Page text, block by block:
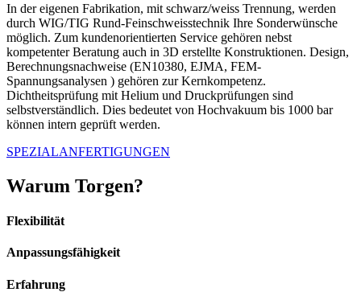
In der eigenen Fabrikation, mit schwarz/weiss Trennung, werden
durch WIG/TIG Rund-Feinschweisstechnik Ihre Sonderwünsche
möglich. Zum kundenorientierten Service gehören nebst
kompetenter Beratung auch in 3D erstellte Konstruktionen. Design,
Berechnungsnachweise (EN10380, EJMA, FEM-
Spannungsanalysen ) gehören zur Kernkompetenz.
Dichtheitsprüfung mit Helium und Druckprüfungen sind
selbstverständlich. Dies bedeutet von Hochvakuum bis 1000 bar
können intern geprüft werden.
SPEZIALANFERTIGUNGEN
Warum Torgen?
Flexibilität
Anpassungsfähigkeit
Erfahrung